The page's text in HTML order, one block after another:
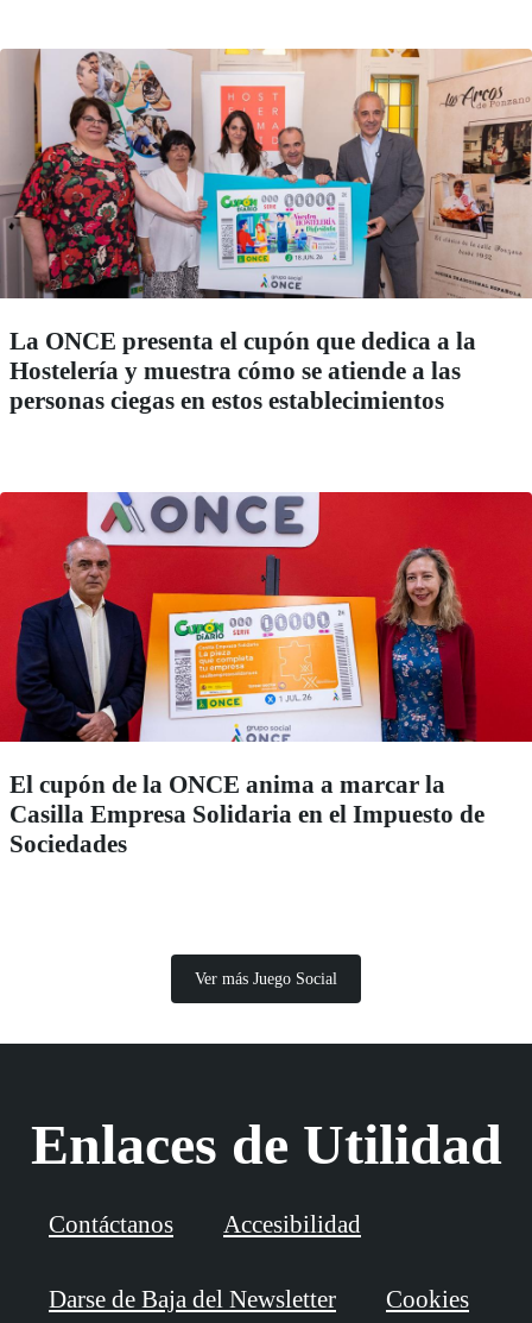
La ONCE presenta el cupón que dedica a la
Hostelería y muestra cómo se atiende a las
personas ciegas en estos establecimientos
El cupón de la ONCE anima a marcar la
Casilla Empresa Solidaria en el Impuesto de
Sociedades
Ver más Juego Social
Enlaces de Utilidad
Contáctanos Accesibilidad
Darse de Baja del Newsletter Cookies